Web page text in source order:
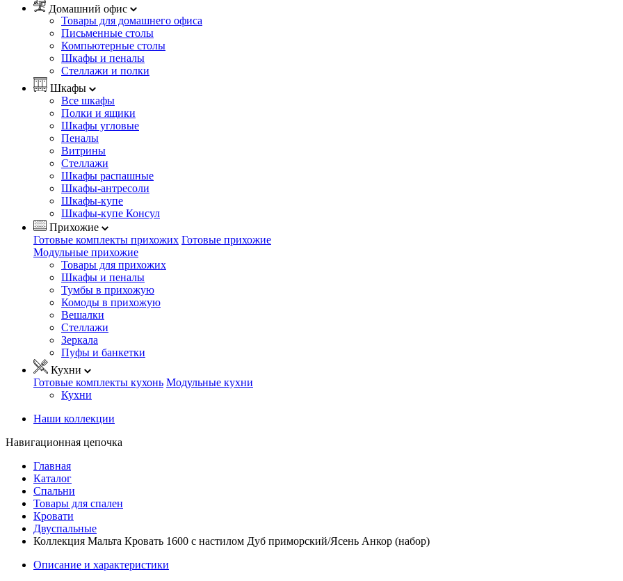
Домашний офис
Товары для домашнего офиса
Письменные столы
Компьютерные столы
Шкафы и пеналы
Стеллажи и полки
Шкафы
Все шкафы
Полки и ящики
Шкафы угловые
Пеналы
Витрины
Стеллажи
Шкафы распашные
Шкафы-антресоли
Шкафы-купе
Шкафы-купе Консул
Прихожие
Готовые комплекты прихожих Готовые прихожие
Модульные прихожие
Товары для прихожих
Шкафы и пеналы
Тумбы в прихожую
Комоды в прихожую
Вешалки
Стеллажи
Зеркала
Пуфы и банкетки
Кухни
Готовые комплекты кухонь Модульные кухни
Кухни
Наши коллекции
Навигационная цепочка
Главная
Каталог
Спальни
Товары для спален
Кровати
Двуспальные
Коллекция Мальта Кровать 1600 с настилом Дуб приморский/Ясень Анкор (набор)
Описание и характеристики